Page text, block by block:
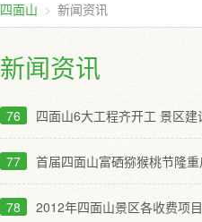
四面山 新闻资讯
新闻资讯
76 四面山6大工程齐开工 景区建
77 首届四面山富硒猕猴桃节隆
78 2012年四面山景区各收费项